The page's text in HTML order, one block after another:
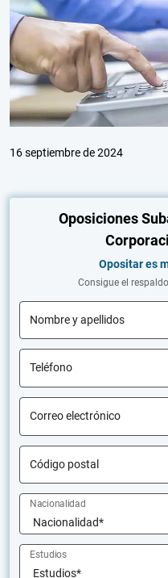
16 septiembre de 2024
Oposiciones
Opositar es
Consigue el
Nombre y apellidos
Teléfono
Correo electrónico
Código postal
Nacionalidad
Estudios